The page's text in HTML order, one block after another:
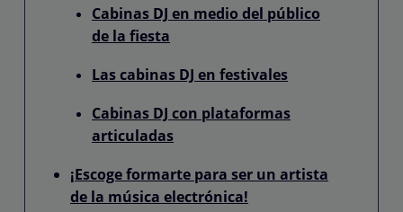
Cabinas DJ en medio del público
de la fiesta
Las cabinas DJ en festivales
Cabinas DJ con plataformas
articuladas
¡Escoge formarte para ser un artista
de la música electrónica!